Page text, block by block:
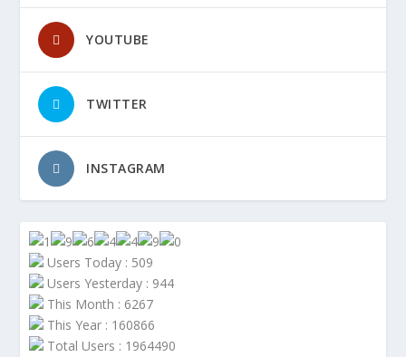
YOUTUBE
TWITTER
INSTAGRAM
Users Today : 509
Users Yesterday : 944
This Month : 6267
This Year : 160866
Total Users : 1964490